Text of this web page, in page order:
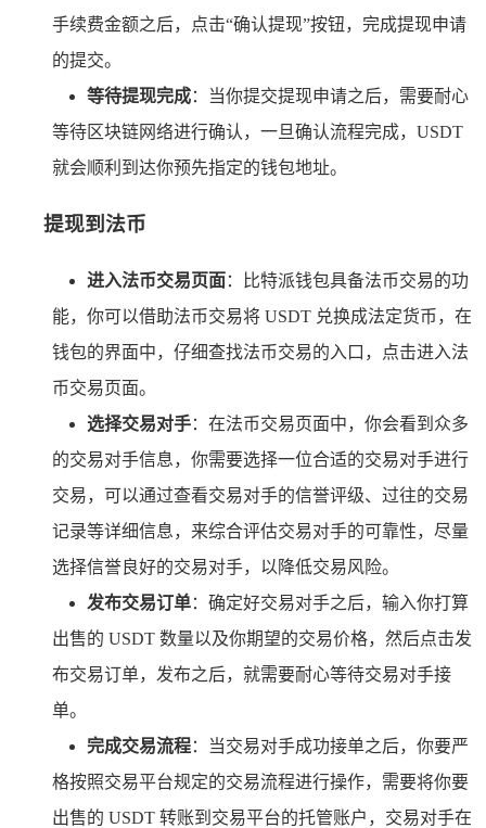
手续费金额之后，点击“确认提现”按钮，完成提现申请
的提交。
等待提现完成：当你提交提现申请之后，需要耐心
等待区块链网络进行确认，一旦确认流程完成，USDT
就会顺利到达你预先指定的钱包地址。
提现到法币
进入法币交易页面：比特派钱包具备法币交易的功
能，你可以借助法币交易将 USDT 兑换成法定货币，在
钱包的界面中，仔细查找法币交易的入口，点击进入法
币交易页面。
选择交易对手：在法币交易页面中，你会看到众多
的交易对手信息，你需要选择一位合适的交易对手进行
交易，可以通过查看交易对手的信誉评级、过往的交易
记录等详细信息，来综合评估交易对手的可靠性，尽量
选择信誉良好的交易对手，以降低交易风险。
发布交易订单：确定好交易对手之后，输入你打算
出售的 USDT 数量以及你期望的交易价格，然后点击发
布交易订单，发布之后，就需要耐心等待交易对手接
单。
完成交易流程：当交易对手成功接单之后，你要严
格按照交易平台规定的交易流程进行操作，需要将你要
出售的 USDT 转账到交易平台的托管账户，交易对手在